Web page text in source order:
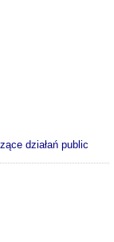
działań public